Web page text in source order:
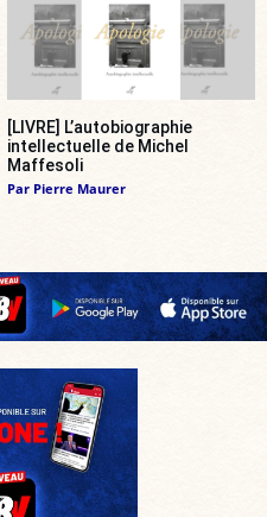
[LIVRE] L’autobiographie
intellectuelle de Michel
Maffesoli
Par Pierre Maurer